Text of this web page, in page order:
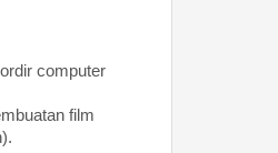
computer
film